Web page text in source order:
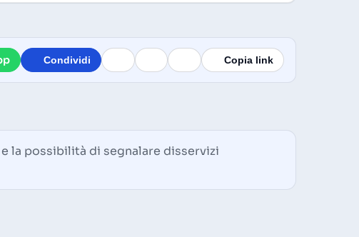
Condividi Copia link
la possibilità di segnalare disservizi